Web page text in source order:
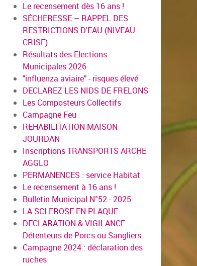
Le recensement dès 16 ans !
SÉCHERESSE – RAPPEL DES
RESTRICTIONS D'EAU (NIVEAU
CRISE)
Résultats des Elections
Municipales 2026
"influenza aviaire" - risques élevé
DECLAREZ LES NIDS DE FRELONS
Les Composteurs Collectifs
Campagne Feu
REHABILITATION MAISON
JOURDAN
Inscriptions TRANSPORTS ARCHE
AGGLO
PERMANENCES : service Habitat
Le recensement à 16 ans !
Bulletin Municipal N°52 - 2025
LA SCLEROSE EN PLAQUE
DECLARATION & VIGILANCE -
Détenteurs de Porcs ou Sangliers
Campagne 2024 : déclaration des
ruches